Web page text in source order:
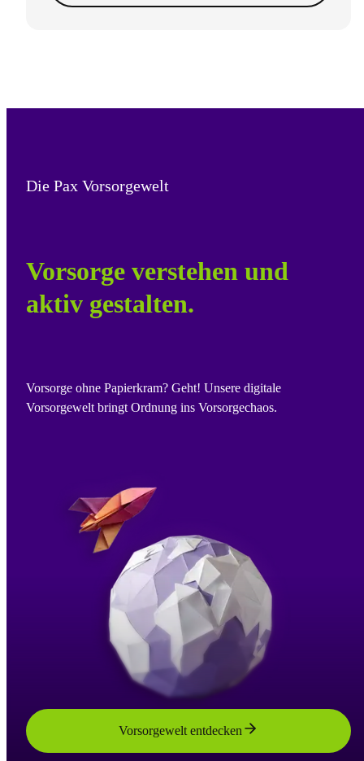
Die Pax Vorsorgewelt
Vorsorge verstehen und
aktiv gestalten.
Vorsorge ohne Papierkram? Geht! Unsere digitale
Vorsorgewelt bringt Ordnung ins Vorsorgechaos.
Vorsorgewelt entdecken